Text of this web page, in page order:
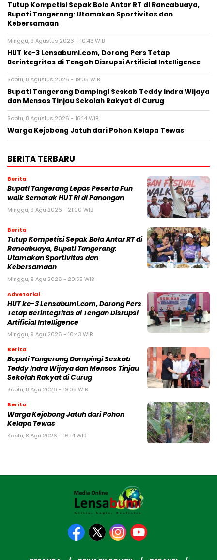
Tutup Kompetisi Sepak Bola Antar RT di Rancabuaya,
Bupati Tangerang: Utamakan Sportivitas dan
Kebersamaan
Minggu, 9 Agustus 2026 - 10:43 WIB
HUT ke-3 Lensabumi.com, Dorong Pers Tetap
Berintegritas di Tengah Disrupsi Artificial Intelligence
Sabtu, 8 Agustus 2026 - 19:05 WIB
Bupati Tangerang Dampingi Seskab Teddy Indra Wijaya
dan Mensos Tinjau Sekolah Rakyat di Curug
Sabtu, 8 Agustus 2026 - 16:14 WIB
Warga Kejobong Jatuh dari Pohon Kelapa Tewas
BERITA TERBARU
Berita
Bupati Tangerang Lepas Peserta Fun
walk Semarak HUT RI di Panongan
Minggu, 9 Agu 2026 - 21:00 WIB
Berita
Tutup Kompetisi Sepak Bola Antar RT di
Rancabuaya, Bupati Tangerang:
Utamakan Sportivitas dan
Kebersamaan
Minggu, 9 Agu 2026 - 20:55 WIB
Advetorial
HUT ke-3 Lensabumi.com, Dorong Pers
Tetap Berintegritas di Tengah Disrupsi
Artificial Intelligence
Minggu, 9 Agu 2026 - 10:43 WIB
Berita
Bupati Tangerang Dampingi Seskab
Teddy Indra Wijaya dan Mensos Tinjau
Sekolah Rakyat di Curug
Sabtu, 8 Agu 2026 - 19:05 WIB
Berita
Warga Kejobong Jatuh dari Pohon
Kelapa Tewas
Sabtu, 8 Agu 2026 - 16:14 WIB